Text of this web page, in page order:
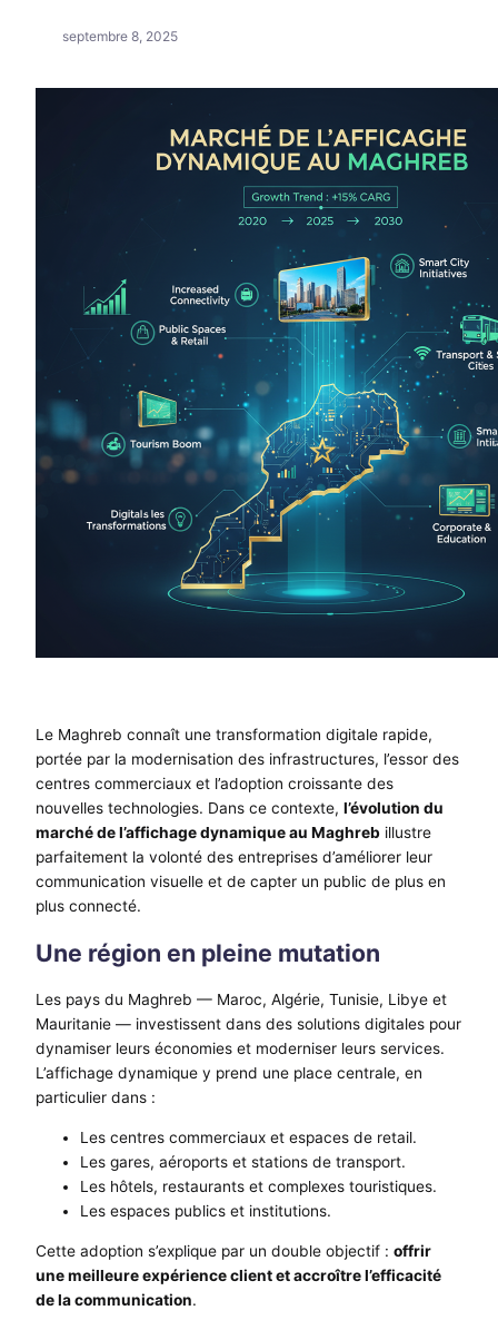
septembre 8, 2025
Le Maghreb connaît une transformation digitale rapide,
portée par la modernisation des infrastructures, l’essor des
centres commerciaux et l’adoption croissante des
nouvelles technologies. Dans ce contexte, l’évolution du
marché de l’affichage dynamique au Maghreb illustre
parfaitement la volonté des entreprises d’améliorer leur
communication visuelle et de capter un public de plus en
plus connecté.
Une région en pleine mutation
Les pays du Maghreb — Maroc, Algérie, Tunisie, Libye et
Mauritanie — investissent dans des solutions digitales pour
dynamiser leurs économies et moderniser leurs services.
L’affichage dynamique y prend une place centrale, en
particulier dans :
Les centres commerciaux et espaces de retail.
Les gares, aéroports et stations de transport.
Les hôtels, restaurants et complexes touristiques.
Les espaces publics et institutions.
Cette adoption s’explique par un double objectif : offrir
une meilleure expérience client et accroître l’efficacité
de la communication.